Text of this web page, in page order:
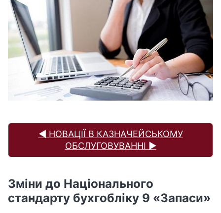
◀️ НОВАЦІЇ В КАЗНАЧЕЙСЬКОМУ
ОБСЛУГОВУВАННІ ▶️
Зміни до Національного
стандарту бухгобліку 9 «Запаси»